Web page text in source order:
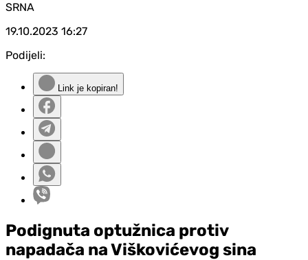
SRNA
19.10.2023 16:27
Podijeli:
Link je kopiran!
Podignuta optužnica protiv
napadača na Viškovićevog sina